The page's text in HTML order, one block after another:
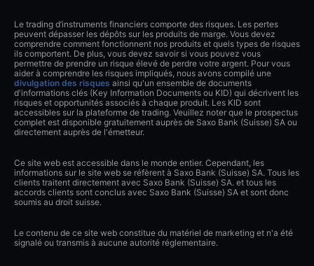
Le trading d’instruments financiers comporte des risques. Les pertes
peuvent dépasser les dépôts sur les produits de marge. Vous devez
comprendre comment fonctionnent nos produits et quels types de risques
ils comportent. De plus, vous devez savoir si vous pouvez vous
permettre de prendre un risque élevé de perdre votre argent. Pour vous
aider à comprendre les risques impliqués, nous avons compilé une
divulgation des risques ainsi qu'un ensemble de documents
d'informations clés (Key Information Documents ou KID) qui décrivent les
risques et opportunités associés à chaque produit. Les KID sont
accessibles sur la plateforme de trading. Veuillez noter que le prospectus
complet est disponible gratuitement auprès de Saxo Bank (Suisse) SA ou
directement auprès de l'émetteur.
Ce site web est accessible dans le monde entier. Cependant, les
informations sur le site web se réfèrent à Saxo Bank (Suisse) SA. Tous les
clients traitent directement avec Saxo Bank (Suisse) SA. et tous les
accords clients sont conclus avec Saxo Bank (Suisse) SA et sont donc
soumis au droit suisse.
Le contenu de ce site web constitue du matériel de marketing et n'a été
signalé ou transmis à aucune autorité réglementaire.